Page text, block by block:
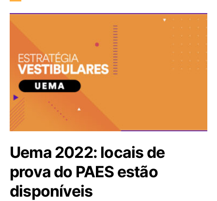
Uema 2022: locais de
prova do PAES estão
disponíveis